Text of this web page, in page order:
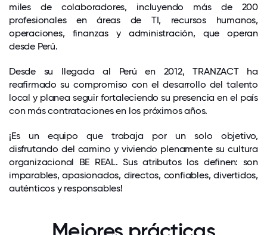
miles de colaboradores, incluyendo más de 200
profesionales en áreas de TI, recursos humanos,
operaciones, finanzas y administración, que operan
desde Perú.
Desde su llegada al Perú en 2012, TRANZACT ha
reafirmado su compromiso con el desarrollo del talento
local y planea seguir fortaleciendo su presencia en el país
con más contrataciones en los próximos años.
¡Es un equipo que trabaja por un solo objetivo,
disfrutando del camino y viviendo plenamente su cultura
organizacional BE REAL. Sus atributos los definen: son
imparables, apasionados, directos, confiables, divertidos,
auténticos y responsables!